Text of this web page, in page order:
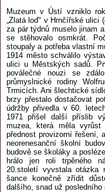
Muzeum v Ústí vzniklo
„Zlatá loď“ v Hrnčířské
za pár týdnů muselo jinam
se stěhovalo osmkrát.
stoupaly a potřeba vlastní
1914 město schválilo
ulici u Městských sadů.
poválečné nouzi se
průmyslnické rodiny
Trmicích. Ani šlechtické
brzy přestalo dostačovat
údržby přivedla v 60.
1971 přišel další příslib
muzea, která měla
přednost provizorní řešení,
neorenesanční školní
budově se školáky a
hrálo jen roli trpěného
20.století vyvstala otázka
šance konečně zřídit
dalšího, snad už posledního